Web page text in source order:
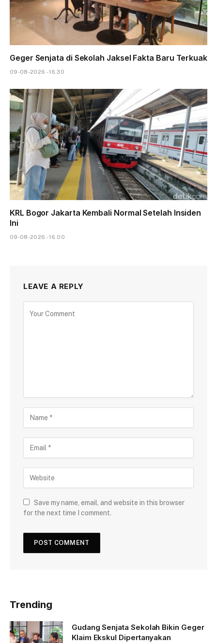
Geger Senjata di Sekolah Jaksel Fakta Baru Terkuak
09-08-2026 - 16.30
KRL Bogor Jakarta Kembali Normal Setelah Insiden
Ini
09-08-2026 - 16.00
LEAVE A REPLY
Save my name, email, and website in this browser
for the next time I comment.
Trending
Gudang Senjata Sekolah Bikin Geger
Klaim Ekskul Dipertanyakan